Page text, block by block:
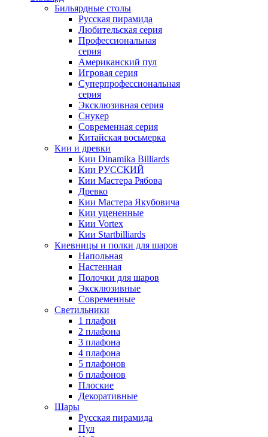
Бильярдные столы
Русская пирамида
Любительская серия
Профессиональная
серия
Американский пул
Игровая серия
Суперпрофессиональная
серия
Эксклюзивная серия
Снукер
Современная серия
Китайская восьмерка
Кии и древки
Кии Dinamika Billiards
Кии РУССКИЙ
Кии Мастера Рябова
Древко
Кии Мастера Якубовича
Кии уцененные
Кии Vortex
Кии Startbilliards
Киевницы и полки для шаров
Напольная
Настенная
Полочки для шаров
Эксклюзивные
Современные
Светильники
1 плафон
2 плафона
3 плафона
4 плафона
5 плафонов
6 плафонов
Плоские
Декоративные
Шары
Русская пирамида
Пул